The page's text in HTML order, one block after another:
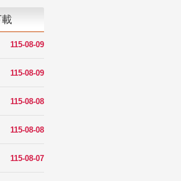
115-08-09
115-08-09
115-08-08
115-08-08
115-08-07